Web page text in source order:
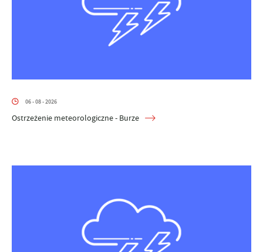
06 - 08 - 2026
Ostrzeżenie meteorologiczne - Burze